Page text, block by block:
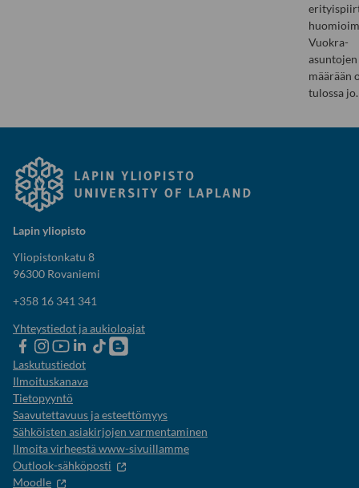
Vuokra-
asuntojen
määrään
tulossa
Lapin yliopisto
Yliopistonkatu 8
96300 Rovaniemi
+358 16 341 341
Yhteystiedot ja aukioloajat
Lapin
yliopiston
Facebook
Lapin
yliopiston
instagram-
tili
Lapin
yliopiston
Youtube-
kanava
Lapin
yliopisto
Linkedinissä
LapinOpiskelijaelämää-
Laskutustiedot
Ilmoituskanava
Tietopyyntö
Saavutettavuus ja esteettömyys
Sähköisten asiakirjojen varmentaminen
Ilmoita virheestä www-sivuillamme
Outlook-sähköposti
Moodle